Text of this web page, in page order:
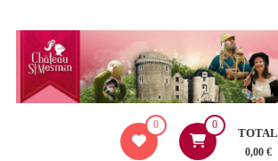
contenu
0 0
TOTAL
0,00 €